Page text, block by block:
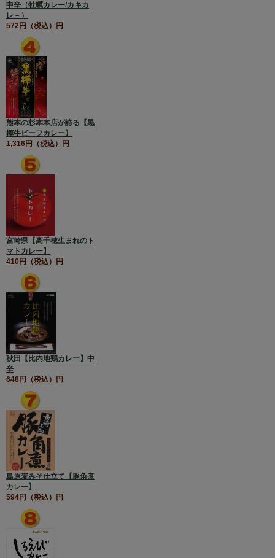
中辛（牡蠣カレー/カキカ
レ－）
572円（税込）円
熊本の杉本本店が誇る【黒
樺牛ビーフカレー】
1,316円（税込）円
宮崎県【高千穂生まれのト
マトカレー】
410円（税込）円
秋田【比内地鶏カレー】中
辛
648円（税込）円
島原麦みそ仕立て【豚角煮
カレー】
594円（税込）円